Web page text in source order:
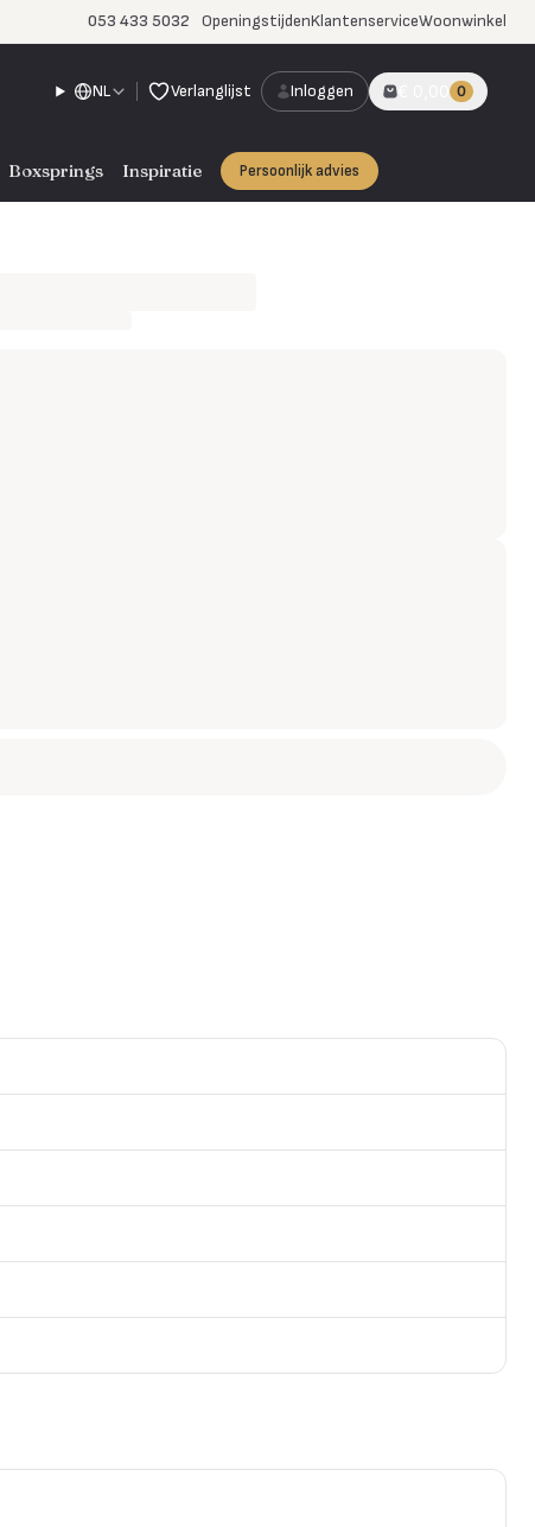
053 433 5032 OpeningstijdenKlantenserviceWoonwinkel
NL Verlanglijst Inloggen € 0,00 0
Boxsprings Inspiratie Persoonlijk advies